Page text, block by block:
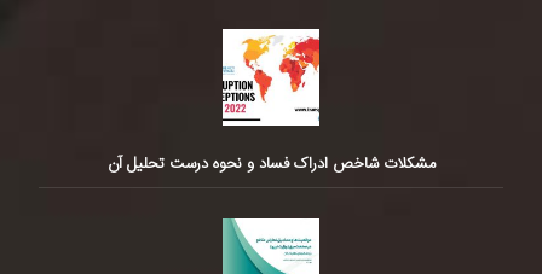
مشکلات شاخص ادراک فساد و نحوه درست تحلیل آن